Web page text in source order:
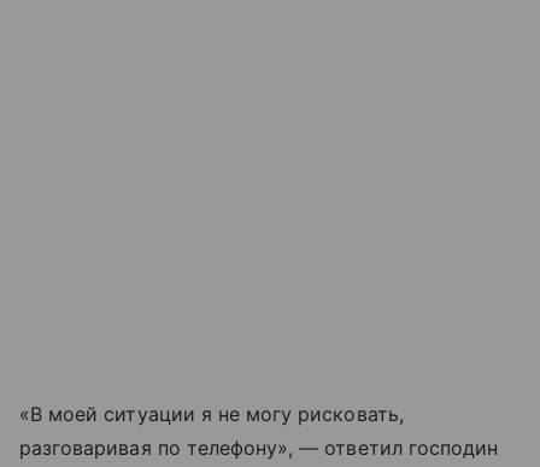
«В моей ситуации я не могу рисковать,
разговаривая по телефону», — ответил господин